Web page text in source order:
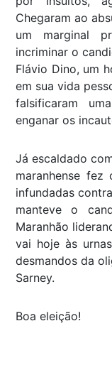
Chegaram ao
um marginal
incriminar o
Flávio Dino, um
em sua vida
falsificaram
enganar os
Já escaldado
maranhense fez
infundadas
manteve o
Maranhão
vai hoje às
desmandos da
Sarney.
Boa eleição!